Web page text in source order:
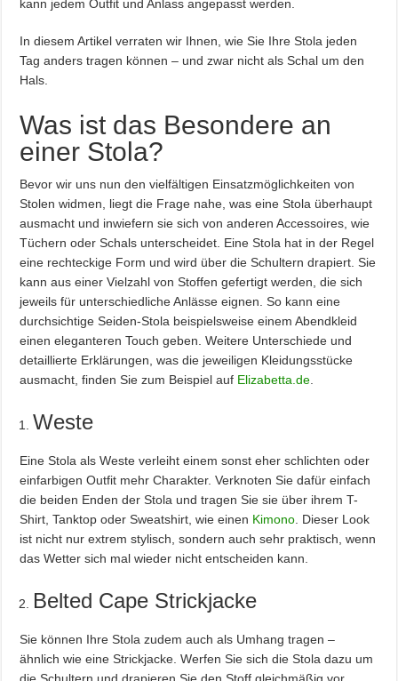
kann jedem Outfit und Anlass angepasst werden.
In diesem Artikel verraten wir Ihnen, wie Sie Ihre Stola jeden
Tag anders tragen können – und zwar nicht als Schal um den
Hals.
Was ist das Besondere an
einer Stola?
Bevor wir uns nun den vielfältigen Einsatzmöglichkeiten von
Stolen widmen, liegt die Frage nahe, was eine Stola überhaupt
ausmacht und inwiefern sie sich von anderen Accessoires, wie
Tüchern oder Schals unterscheidet. Eine Stola hat in der Regel
eine rechteckige Form und wird über die Schultern drapiert. Sie
kann aus einer Vielzahl von Stoffen gefertigt werden, die sich
jeweils für unterschiedliche Anlässe eignen. So kann eine
durchsichtige Seiden-Stola beispielsweise einem Abendkleid
einen eleganteren Touch geben. Weitere Unterschiede und
detaillierte Erklärungen, was die jeweiligen Kleidungsstücke
ausmacht, finden Sie zum Beispiel auf Elizabetta.de.
Weste
Eine Stola als Weste verleiht einem sonst eher schlichten oder
einfarbigen Outfit mehr Charakter. Verknoten Sie dafür einfach
die beiden Enden der Stola und tragen Sie sie über ihrem T-
Shirt, Tanktop oder Sweatshirt, wie einen Kimono. Dieser Look
ist nicht nur extrem stylisch, sondern auch sehr praktisch, wenn
das Wetter sich mal wieder nicht entscheiden kann.
Belted Cape Strickjacke
Sie können Ihre Stola zudem auch als Umhang tragen –
ähnlich wie eine Strickjacke. Werfen Sie sich die Stola dazu um